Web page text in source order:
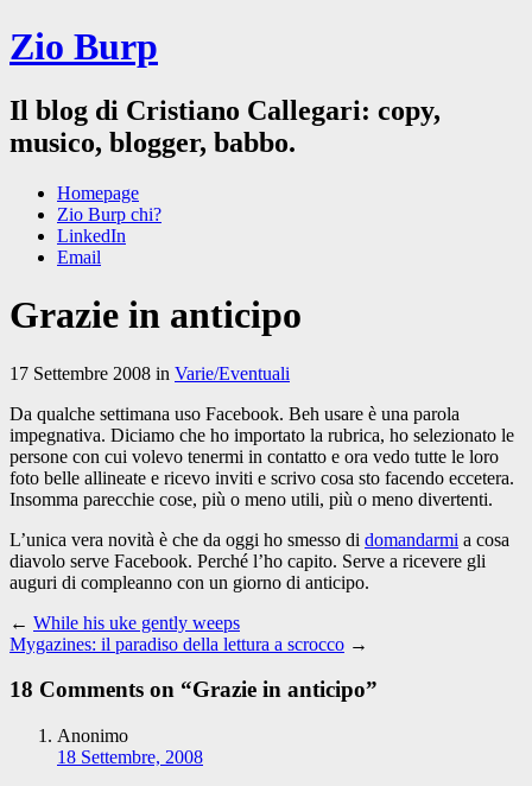
Zio Burp
Il blog di Cristiano Callegari: copy,
musico, blogger, babbo.
Homepage
Zio Burp chi?
LinkedIn
Email
Grazie in anticipo
17 Settembre 2008 in Varie/Eventuali
Da qualche settimana uso Facebook. Beh usare è una parola
impegnativa. Diciamo che ho importato la rubrica, ho selezionato le
persone con cui volevo tenermi in contatto e ora vedo tutte le loro
foto belle allineate e ricevo inviti e scrivo cosa sto facendo eccetera.
Insomma parecchie cose, più o meno utili, più o meno divertenti.
L’unica vera novità è che da oggi ho smesso di domandarmi a cosa
diavolo serve Facebook. Perché l’ho capito. Serve a ricevere gli
auguri di compleanno con un giorno di anticipo.
← While his uke gently weeps
Mygazines: il paradiso della lettura a scrocco →
18 Comments on “Grazie in anticipo”
Anonimo
18 Settembre, 2008